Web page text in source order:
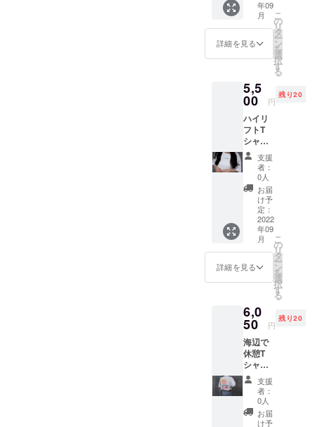
給状
況、製
造上の
都合等
により
出荷時
れる場
合があ
りま
す。 ※
税込、
送料込
みの価
格で
す。
年09
月
詳細を見る
こ
の
リ
タ
ー
ン
を
選
択
す
る
5,5
00 円
残り20
ハイリ
フトT
シャツ
※モデル
157cm
、Lサイ
ズ着用
※使用素
材の供
給状
況、製
造上の
都合等
により
出荷時
期が遅
合があ
りま
す。 ※
税込、
送料込
みの価
格で
す。
支援
者：
0人
お届
け予
定：
2022
年09
月
詳細を見る
こ
の
リ
タ
ー
ン
を
選
択
す
る
6,0
50 円
残り20
海辺で
休憩T
シャツ
※モデル
157cm
、Lサイ
ズ着用
※使用素
支援
者：
0人
お届
け予